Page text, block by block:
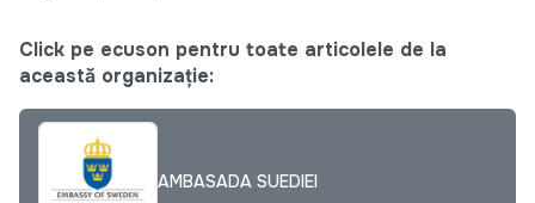
Click pe ecuson pentru toate articolele de la
această organizație:
AMBASADA SUEDIEI